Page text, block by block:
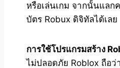
หรือเล่นเกม จากนั้นแลก
บัตร Robux ดิจิทัลได้เลย
การใช้โปรแกรมสร้าง
ไม่ปลอดภัย Roblox ถือว่